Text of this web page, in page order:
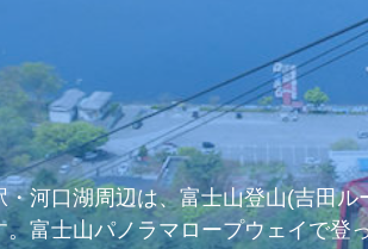
・河口湖周辺は、富士山登山(吉田
。富士山パノラマロープウェイで登